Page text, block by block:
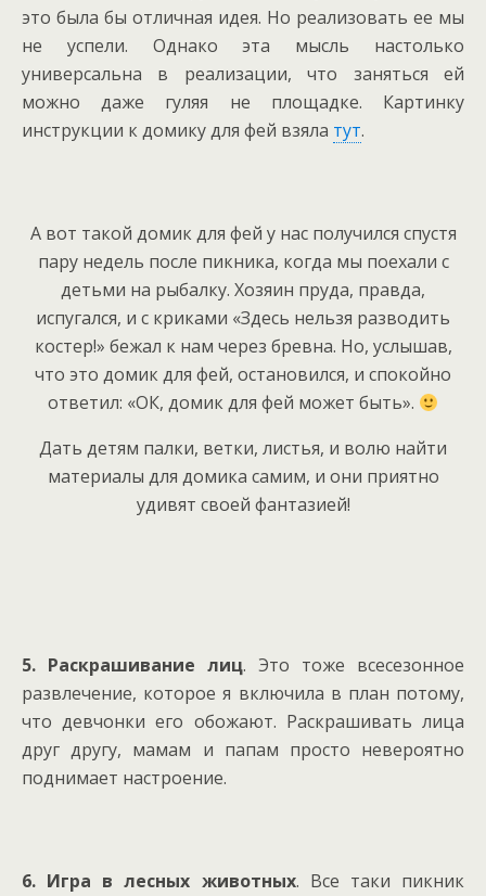
это была бы отличная идея. Но реализовать ее мы
не успели. Однако эта мысль настолько
универсальна в реализации, что заняться ей
можно даже гуляя не площадке. Картинку
инструкции к домику для фей взяла тут.
А вот такой домик для фей у нас получился спустя
пару недель после пикника, когда мы поехали с
детьми на рыбалку. Хозяин пруда, правда,
испугался, и с криками «Здесь нельзя разводить
костер!» бежал к нам через бревна. Но, услышав,
что это домик для фей, остановился, и спокойно
ответил: «ОК, домик для фей может быть».
Дать детям палки, ветки, листья, и волю найти
материалы для домика самим, и они приятно
удивят своей фантазией!
5. Раскрашивание лиц. Это тоже всесезонное
развлечение, которое я включила в план потому,
что девчонки его обожают. Раскрашивать лица
друг другу, мамам и папам просто невероятно
поднимает настроение.
6. Игра в лесных животных. Все таки пикник